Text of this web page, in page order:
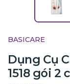
BASICARE
Dụng Cụ
1518 gói 2